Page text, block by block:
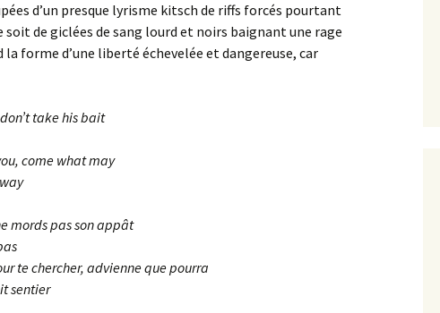
d’un presque lyrisme kitsch de riffs forcés pourtant
de giclées de sang lourd et noirs baignant une rage
forme d’une liberté échevelée et dangereuse, car
take his bait
come what may
mords pas son appât
te chercher, advienne que pourra
sentier